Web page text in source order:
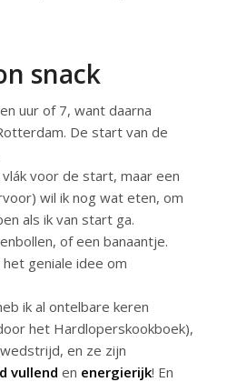
snack
uur of 7, want daarna
De start van de
voor de start, maar een
wil ik nog wat eten, om
als ik van start ga.
of een banaantje.
geniale idee om
ik al ontelbare keren
het Hardloperskookboek),
en ze zijn
vullend en energierijk! En